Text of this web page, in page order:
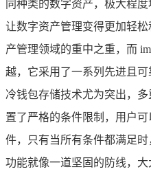
同种类的数字资产，极大程
让数字资产管理变得更加轻
产管理领域的重中之重，而
越，它采用了一系列先进且
冷钱包存储技术尤为突出，
置了严格的条件限制，用户
件，只有当所有条件都满足
功能就像一道坚固的防线，